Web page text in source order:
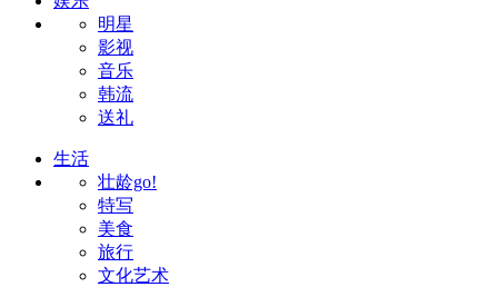
明星
影视
音乐
韩流
送礼
生活
壮龄go!
特写
美食
旅行
文化艺术